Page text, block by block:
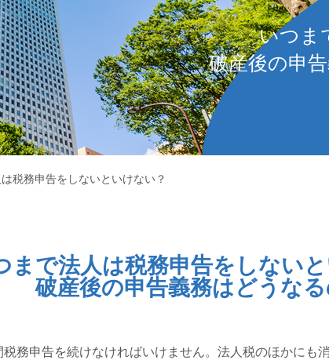
いつま
破産後の申
税務申告をしないといけない？
まで法人は税務申告をしない
破産後の申告義務はどうな
務申告を続けなければいけません。法人税のほかにも